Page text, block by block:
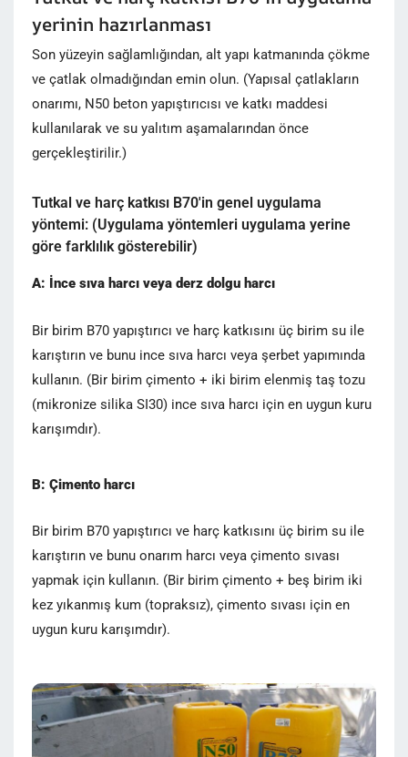
yerinin hazırlanması
Son yüzeyin sağlamlığından, alt yapı katmanında çökme
ve çatlak olmadığından emin olun. (Yapısal çatlakların
onarımı, N50 beton yapıştırıcısı ve katkı maddesi
kullanılarak ve su yalıtım aşamalarından önce
gerçekleştirilir.)
Tutkal ve harç katkısı B70'in genel uygulama
yöntemi: (Uygulama yöntemleri uygulama yerine
göre farklılık gösterebilir)
A: İnce sıva harcı veya derz dolgu harcı
Bir birim B70 yapıştırıcı ve harç katkısını üç birim su ile
karıştırın ve bunu ince sıva harcı veya şerbet yapımında
kullanın. (Bir birim çimento + iki birim elenmiş taş tozu
(mikronize silika SI30) ince sıva harcı için en uygun kuru
karışımdır).
B: Çimento harcı
Bir birim B70 yapıştırıcı ve harç katkısını üç birim su ile
karıştırın ve bunu onarım harcı veya çimento sıvası
yapmak için kullanın. (Bir birim çimento + beş birim iki
kez yıkanmış kum (topraksız), çimento sıvası için en
uygun kuru karışımdır).